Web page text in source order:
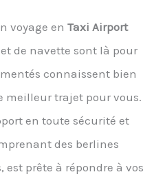
voyage en Taxi Airport
de navette sont là pour
connaissent bien
meilleur trajet pour vous.
en toute sécurité et
des berlines
prête à répondre à vos